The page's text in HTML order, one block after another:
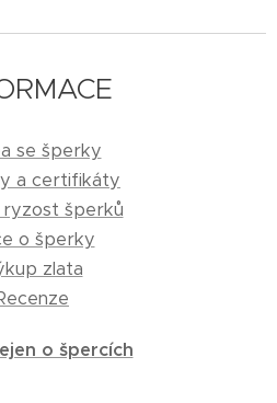
se šperky
a certifikáty
ryzost šperků
o šperky
zlata
o špercích